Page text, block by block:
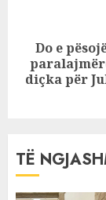
Next
post:
Do e
diçka për
TË